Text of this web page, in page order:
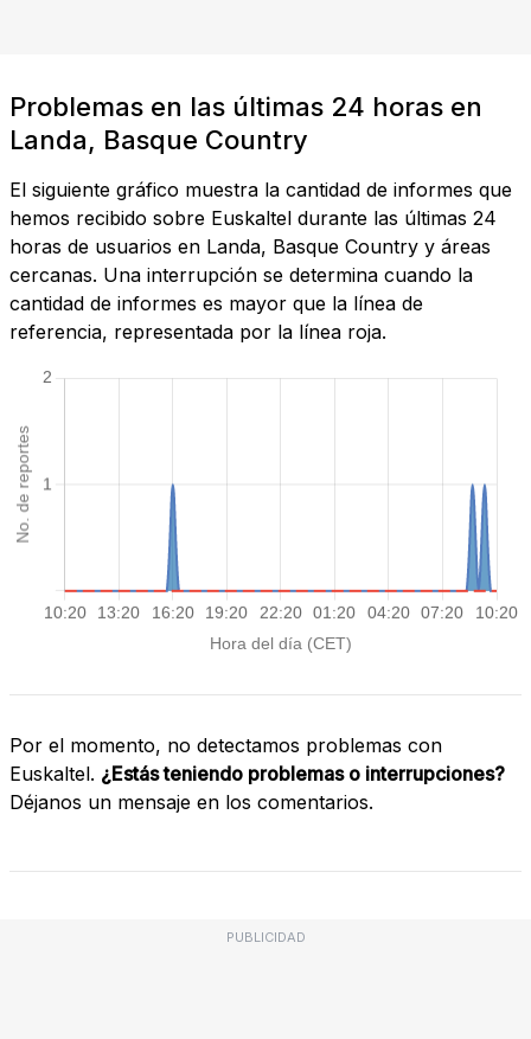
Problemas en las últimas 24 horas en
Landa, Basque Country
El siguiente gráfico muestra la cantidad de informes que
hemos recibido sobre Euskaltel durante las últimas 24
horas de usuarios en Landa, Basque Country y áreas
cercanas. Una interrupción se determina cuando la
cantidad de informes es mayor que la línea de
referencia, representada por la línea roja.
Por el momento, no detectamos problemas con
Euskaltel. ¿Estás teniendo problemas o interrupciones?
Déjanos un mensaje en los comentarios.
PUBLICIDAD